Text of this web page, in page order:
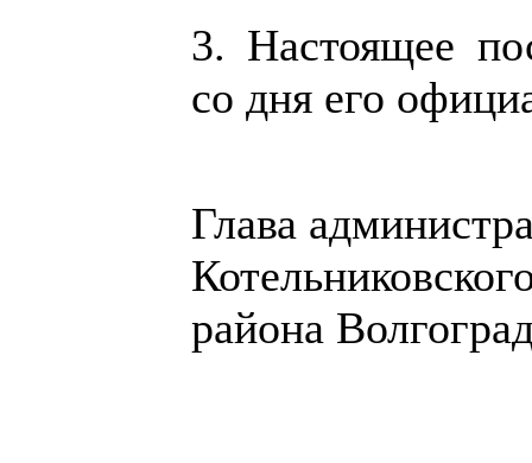
3. Настоящее
со дня его
Глава
района